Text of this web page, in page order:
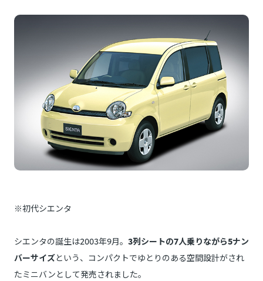
※初代シエンタ
シエンタの誕生は2003年9月。 3列シートの7人乗りながら5ナン
バーサイズという、コンパクトでゆとりのある空間設計がされ
たミニバンとして発売されました。